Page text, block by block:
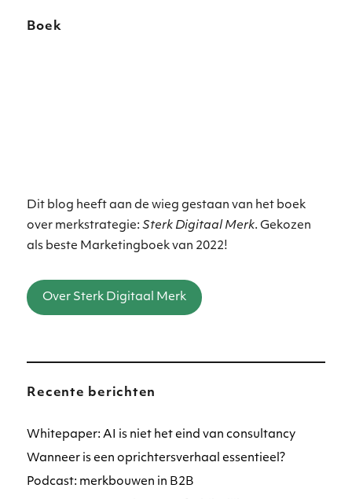
Boek
Dit blog heeft aan de wieg gestaan van het boek
over merkstrategie:Sterk Digitaal Merk. Gekozen
als beste Marketingboek van 2022!
Over Sterk Digitaal Merk
Recente berichten
Whitepaper: AI is niet het eind van consultancy
Wanneer is een oprichtersverhaal essentieel?
Podcast: merkbouwen in B2B